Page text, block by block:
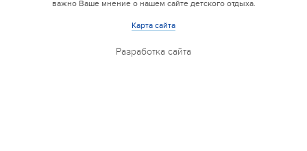
важно Ваше мнение о нашем сайте детского отдыха.
Карта сайта
Разработка сайта